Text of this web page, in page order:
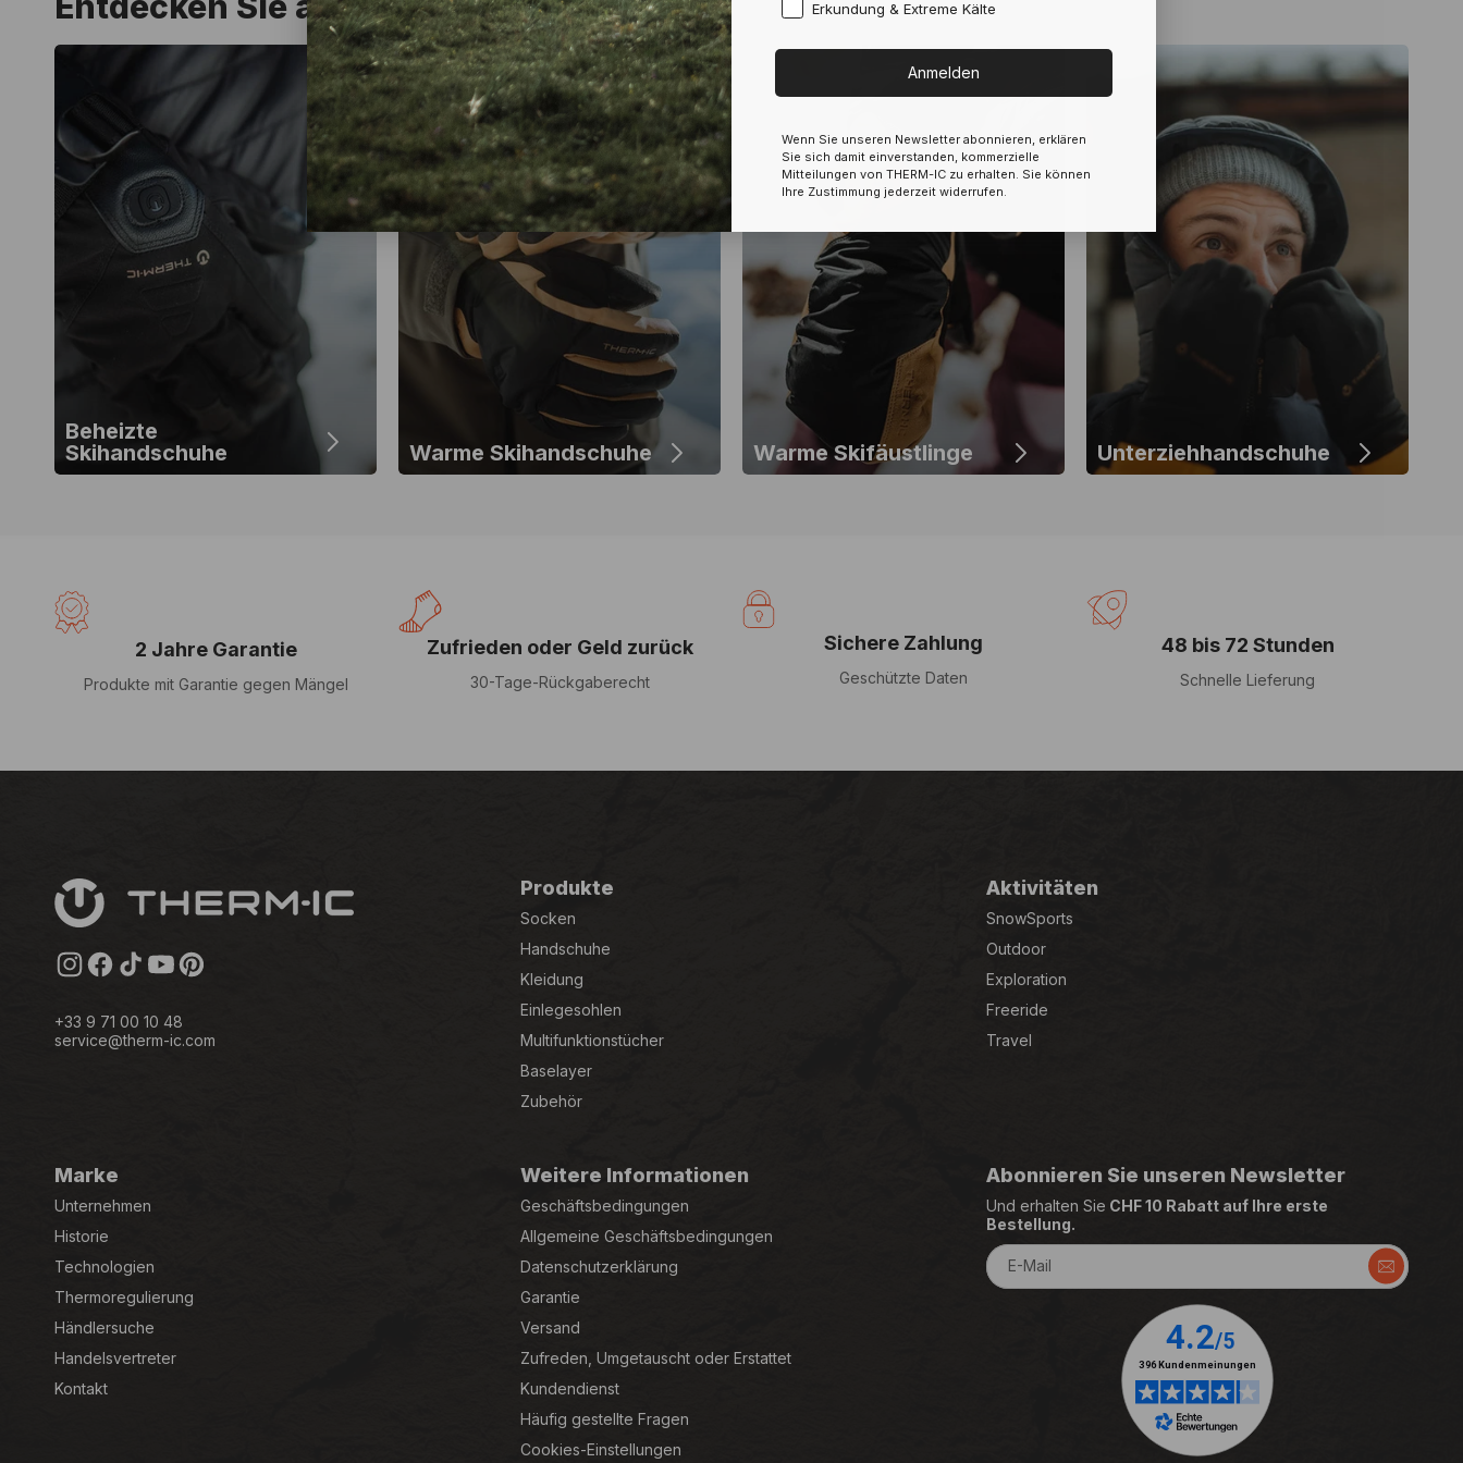
Beheizte
Skihandschuhe
Warme Skihandschuhe Warme Skifäustlinge Unterziehhandschuhe
2 Jahre Garantie
Produkte mit Garantie gegen Mängel
Zufrieden oder Geld zurück
30-Tage-Rückgaberecht
Sichere Zahlung
Geschützte Daten
48 bis 72 Stunden
Schnelle Lieferung
InstagramFacebook
TikTokYouTubePinterest
+33 9 71 00 10 48
service@therm-ic.com
Produkte
Socken
Handschuhe
Kleidung
Einlegesohlen
Multifunktionstücher
Baselayer
Zubehör
Aktivitäten
SnowSports
Outdoor
Exploration
Freeride
Travel
Marke
Unternehmen
Historie
Technologien
Thermoregulierung
Händlersuche
Handelsvertreter
Kontakt
Weitere Informationen
Geschäftsbedingungen
Allgemeine Geschäftsbedingungen
Datenschutzerklärung
Garantie
Versand
Zufreden, Umgetauscht oder Erstattet
Kundendienst
Häufig gestellte Fragen
Cookies-Einstellungen
Abonnieren Sie unseren Newsletter
Und erhalten Sie CHF 10 Rabatt auf Ihre erste
Bestellung.
E-Mail
Erkundung & Extreme Kälte
Anmelden
Wenn Sie unseren Newsletter abonnieren, erklären
Sie sich damit einverstanden, kommerzielle
Mitteilungen von THERM-IC zu erhalten. Sie können
Ihre Zustimmung jederzeit widerrufen.